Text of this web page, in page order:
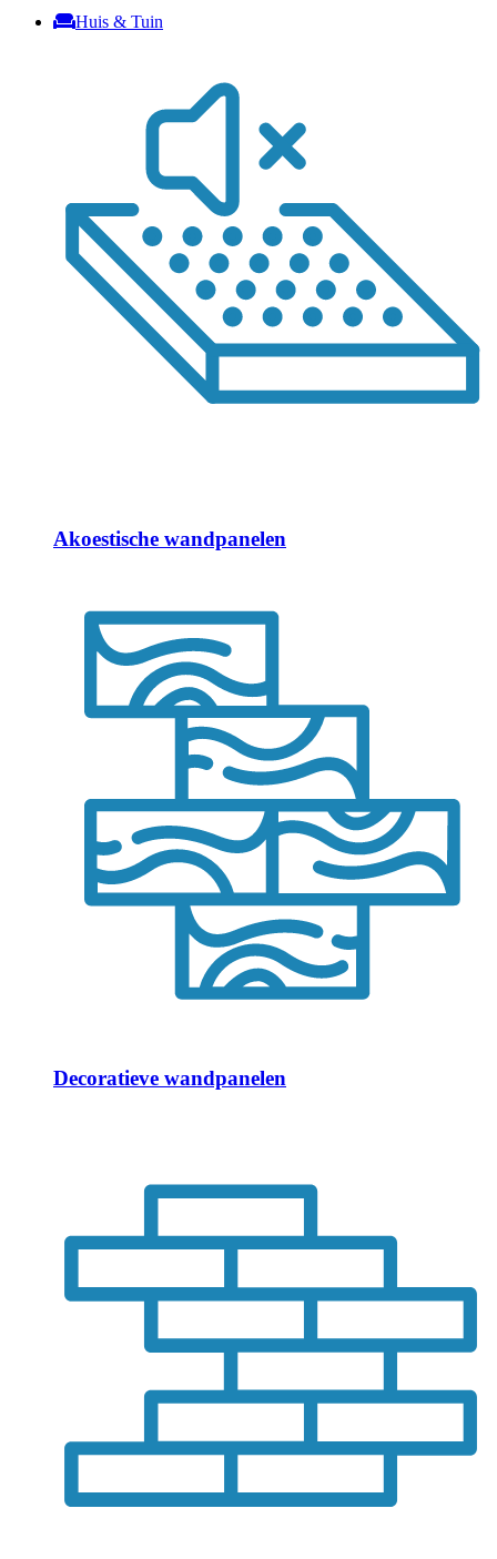
Huis & Tuin
Akoestische wandpanelen
Decoratieve wandpanelen